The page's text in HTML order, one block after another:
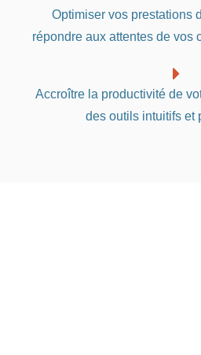
Optimiser vos prestations
répondre aux attentes de vos
Accroître la productivité de
des outils intuitifs et